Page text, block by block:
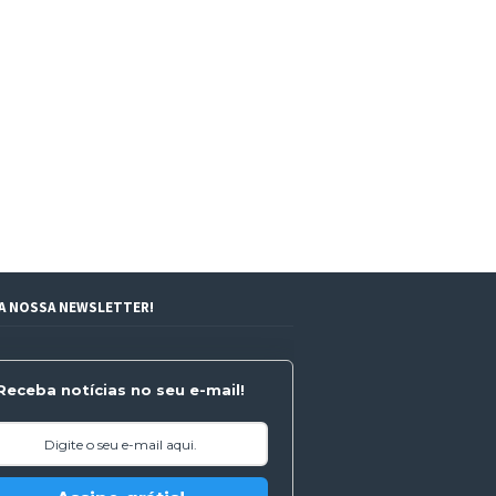
NOSSA NEWSLETTER!
notícias no seu e-mail!